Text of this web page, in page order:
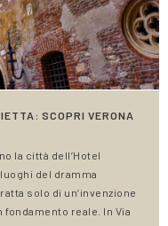
SCOPRI VERONA
la città dell’Hotel
del dramma
solo di un’invenzione
reale. In Via